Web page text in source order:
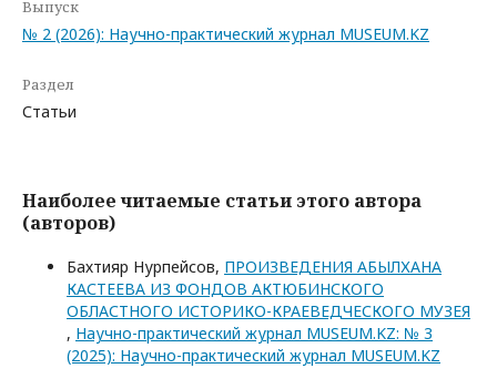
Выпуск
№ 2 (2026): Научно-практический журнал MUSEUM.KZ
Раздел
Статьи
Наиболее читаемые статьи этого автора
(авторов)
Бахтияр Нурпейсов, ПРОИЗВЕДЕНИЯ АБЫЛХАНА
КАСТЕЕВА ИЗ ФОНДОВ АКТЮБИНСКОГО
ОБЛАСТНОГО ИСТОРИКО-КРАЕВЕДЧЕСКОГО МУЗЕЯ
, Научно-практический журнал MUSEUM.KZ: № 3
(2025): Научно-практический журнал MUSEUM.KZ